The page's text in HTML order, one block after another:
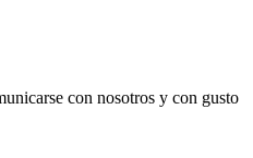
con nosotros y con gusto